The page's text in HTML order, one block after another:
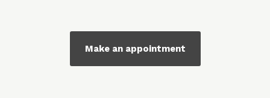
Make an appointment